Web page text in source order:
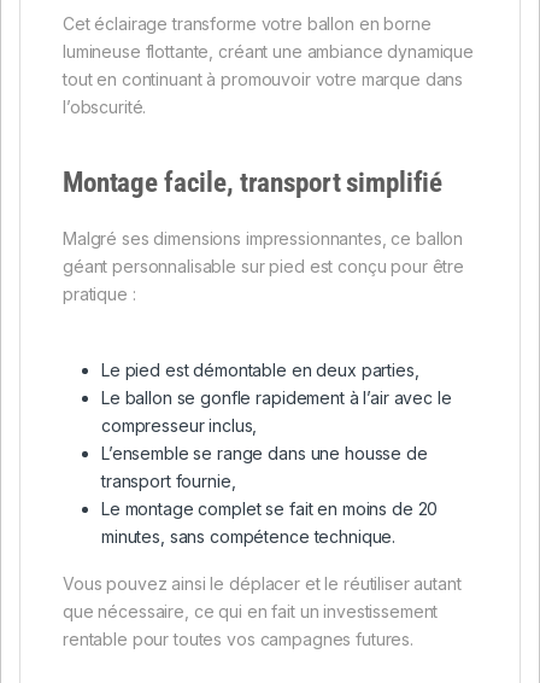
Cet éclairage transforme votre ballon en borne
lumineuse flottante, créant une ambiance dynamique
tout en continuant à promouvoir votre marque dans
l’obscurité.
Montage facile, transport simplifié
Malgré ses dimensions impressionnantes, ce ballon
géant personnalisable sur pied est conçu pour être
pratique :
Le pied est démontable en deux parties,
Le ballon se gonfle rapidement à l’air avec le
compresseur inclus,
L’ensemble se range dans une housse de
transport fournie,
Le montage complet se fait en moins de 20
minutes, sans compétence technique.
Vous pouvez ainsi le déplacer et le réutiliser autant
que nécessaire, ce qui en fait un investissement
rentable pour toutes vos campagnes futures.